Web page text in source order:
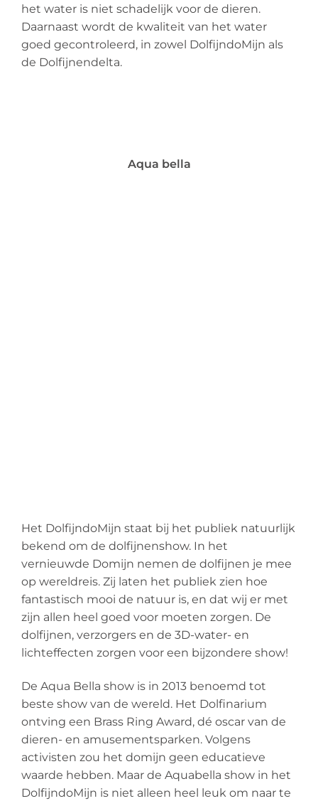
het water is niet schadelijk voor de dieren.
Daarnaast wordt de kwaliteit van het water
goed gecontroleerd, in zowel DolfijndoMijn als
de Dolfijnendelta.
Aqua bella
Het DolfijndoMijn staat bij het publiek natuurlijk
bekend om de dolfijnenshow. In het
vernieuwde Domijn nemen de dolfijnen je mee
op wereldreis. Zij laten het publiek zien hoe
fantastisch mooi de natuur is, en dat wij er met
zijn allen heel goed voor moeten zorgen. De
dolfijnen, verzorgers en de 3D-water- en
lichteffecten zorgen voor een bijzondere show!
De Aqua Bella show is in 2013 benoemd tot
beste show van de wereld. Het Dolfinarium
ontving een Brass Ring Award, dé oscar van de
dieren- en amusementsparken. Volgens
activisten zou het domijn geen educatieve
waarde hebben. Maar de Aquabella show in het
DolfijndoMijn is niet alleen heel leuk om naar te